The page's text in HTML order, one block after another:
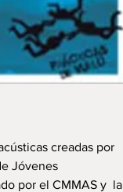
creadas por
Jóvenes
por el CMMAS y la